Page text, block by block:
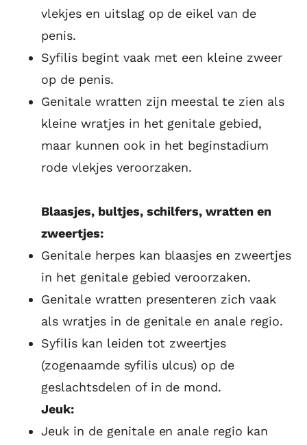
vlekjes en uitslag op de eikel van de
penis.
Syfilis begint vaak met een kleine zweer
op de penis.
Genitale wratten zijn meestal te zien als
kleine wratjes in het genitale gebied,
maar kunnen ook in het beginstadium
rode vlekjes veroorzaken.
Blaasjes, bultjes, schilfers, wratten en
zweertjes:
Genitale herpes kan blaasjes en zweertjes
in het genitale gebied veroorzaken.
Genitale wratten presenteren zich vaak
als wratjes in de genitale en anale regio.
Syfilis kan leiden tot zweertjes
(zogenaamde syfilis ulcus) op de
geslachtsdelen of in de mond.
Jeuk:
Jeuk in de genitale en anale regio kan